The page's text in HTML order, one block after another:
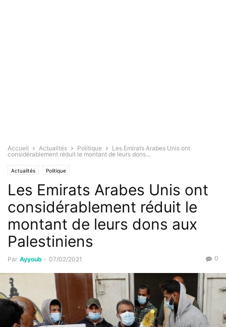
Accueil Actualités Politique
Les Emirats Arabes Unis ont
considérablement réduit le montant de leurs dons...
Actualités Politique
Les Emirats Arabes Unis ont
considérablement réduit le
montant de leurs dons aux
Palestiniens
Par Ayyoub - 07/02/2021 0